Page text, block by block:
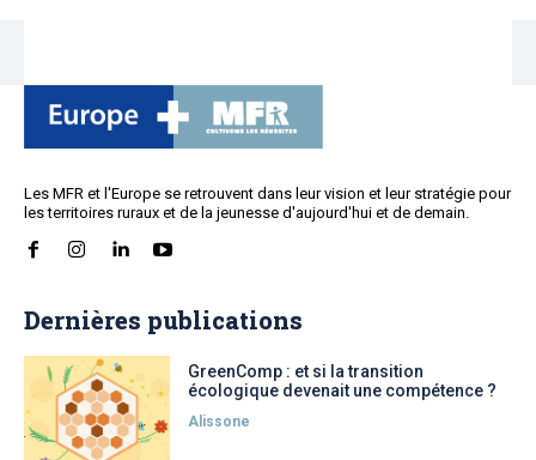
Les MFR et l'Europe se retrouvent dans leur vision et leur stratégie pour
les territoires ruraux et de la jeunesse d'aujourd'hui et de demain.
Dernières publications
GreenComp : et si la transition
écologique devenait une compétence ?
Alissone